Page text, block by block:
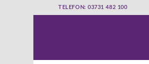
TELEFON: 03731 482 100